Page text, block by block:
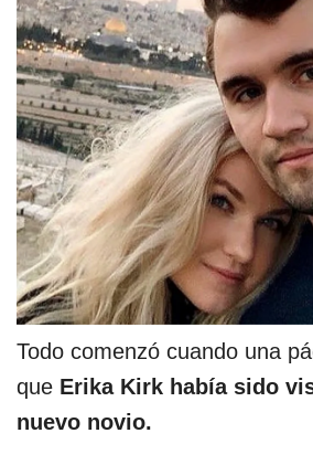
Todo comenzó cuando una
que Erika Kirk había sido
nuevo novio.